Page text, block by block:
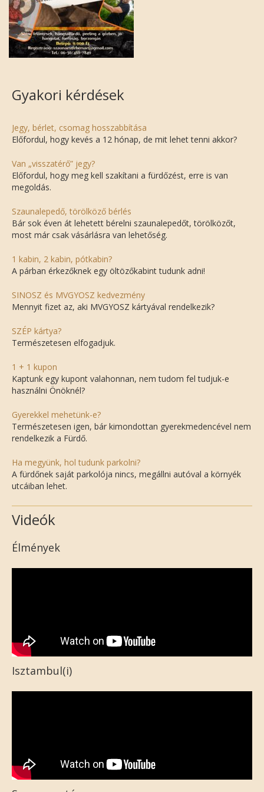
Gyakori kérdések
Jegy, bérlet, csomag hosszabbítása
Előfordul, hogy kevés a 12 hónap, de mit lehet tenni akkor?
Van „visszatérő” jegy?
Előfordul, hogy meg kell szakítani a fürdőzést, erre is van
megoldás.
Szaunalepedő, törölköző bérlés
Bár sok éven át lehetett bérelni szaunalepedőt, törölközőt,
most már csak vásárlásra van lehetőség.
1 kabin, 2 kabin, pótkabin?
A párban érkezőknek egy öltözőkabint tudunk adni!
SINOSZ és MVGYOSZ kedvezmény
Mennyit fizet az, aki MVGYOSZ kártyával rendelkezik?
SZÉP kártya?
Természetesen elfogadjuk.
1 + 1 kupon
Kaptunk egy kupont valahonnan, nem tudom fel tudjuk-e
használni Önöknél?
Gyerekkel mehetünk-e?
Természetesen igen, bár kimondottan gyerekmedencével nem
rendelkezik a Fürdő.
Ha megyünk, hol tudunk parkolni?
A fürdőnek saját parkolója nincs, megállni autóval a környék
utcáiban lehet.
Videók
Élmények
Isztambul(i)